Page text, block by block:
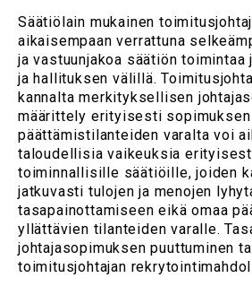
Säätiölain mukainen
aikaisempaan verrattuna
ja vastuunjakoa säätiön toimintaa
ja hallituksen välillä.
kannalta merkityksellisen
määrittely erityisesti sopimuksen
päättämistilanteiden varalta voi
taloudellisia vaikeuksia
toiminnallisille säätiöille, joiden
jatkuvasti tulojen ja menojen
tasapainottamiseen eikä omaa
yllättävien tilanteiden varalle.
johtajasopimuksen puuttuminen
toimitusjohtajan